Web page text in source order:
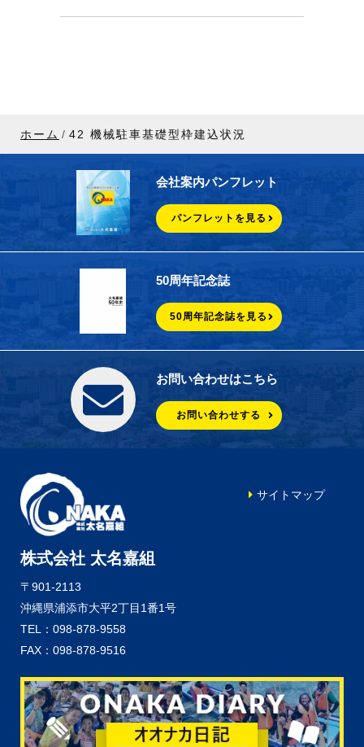
ホーム 42 機械駐車基礎型枠建込状況
会社案内パンフレット
パンフレットを見る
50周年記念誌
50周年記念誌を見る
お問い合わせはこちら
お問い合わせする
株式会社 太名嘉組
〒901-2113
沖縄県浦添市大平2丁目1番1号
TEL：098-878-9558
FAX：098-878-9516
サイトマップ